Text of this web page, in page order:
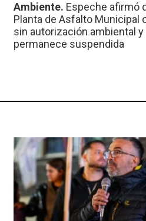
Ambiente. Espeche afirmó
Planta de Asfalto Municipal
sin autorización ambiental y
permanece suspendida